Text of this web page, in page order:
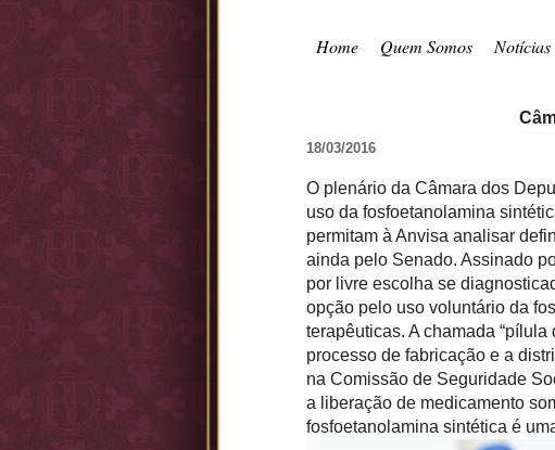
Home Quem Somos Notícias
18/03/2016
O plenário da Câmara dos
uso da fosfoetanolamina
permitam à Anvisa analisar
ainda pelo Senado. Assinado
por livre escolha se
opção pelo uso voluntário da
terapêuticas. A chamada
processo de fabricação e a
na Comissão de Seguridade
a liberação de medicamento
fosfoetanolamina sintética é